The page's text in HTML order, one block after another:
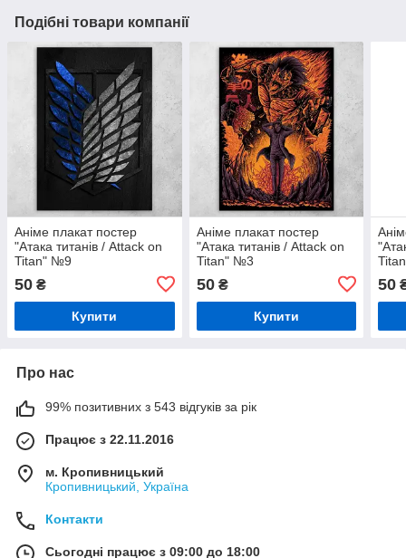
Подібні товари компанії
Аніме плакат постер
"Атака титанів / Attack on
Titan" №9
50 ₴
Купити
Аніме плакат постер
"Атака титанів / Attack on
Titan" №3
50₴
Купити
50
Про нас
99% позитивних з 543 відгуків за рік
Працює з 22.11.2016
м. Кропивницький
Кропивницький, Україна
Контакти
Сьогодні працює з 09:00 до 18:00